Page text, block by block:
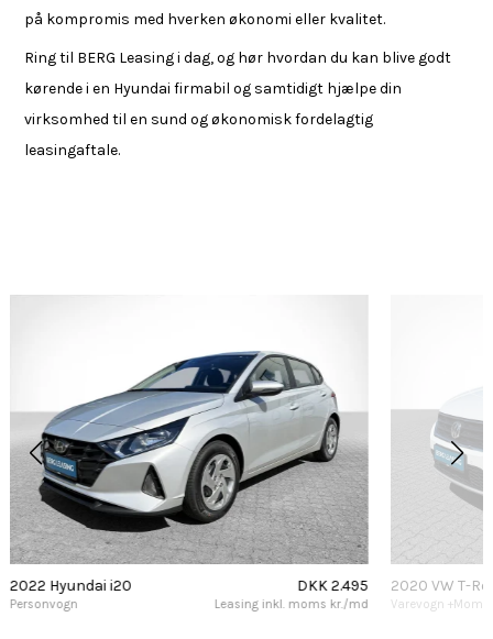
på kompromis med hverken økonomi eller kvalitet.
Ring til BERG Leasing i dag, og hør hvordan du kan blive godt
kørende i en Hyundai firmabil og samtidigt hjælpe din
virksomhed til en sund og økonomisk fordelagtig
leasingaftale.
2022 Hyundai i20
Personvogn
DKK 2.495
Leasing inkl. moms kr./md
2020 VW T-
Varevogn +Moms